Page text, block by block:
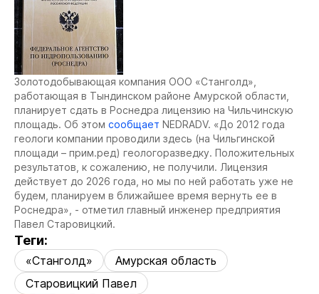
Золотодобывающая компания ООО «Станголд»,
работающая в Тындинском районе Амурской области,
планирует сдать в Роснедра лицензию на Чильчинскую
площадь. Об этом сообщает NEDRADV. «До 2012 года
геологи компании проводили здесь (на Чильгинской
площади – прим.ред) геологоразведку. Положительных
результатов, к сожалению, не получили. Лицензия
действует до 2026 года, но мы по ней работать уже не
будем, планируем в ближайшее время вернуть ее в
Роснедра», - отметил главный инженер предприятия
Павел Старовицкий.
Теги:
«Станголд»
Амурская область
Старовицкий Павел